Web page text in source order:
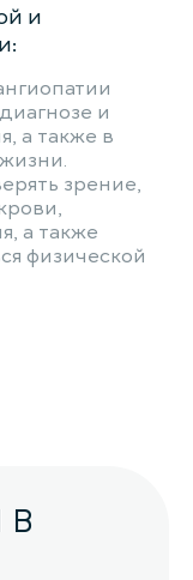
и
и
а также в
зрение,
а также
физической
В